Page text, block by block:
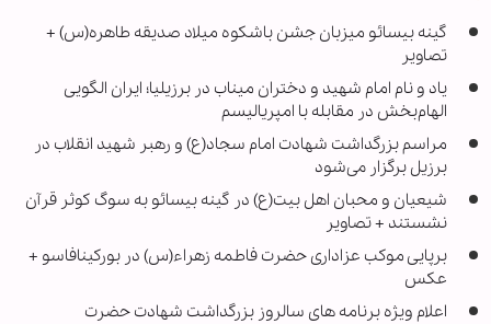
گینه بیسائو میزبان جشن باشکوه میلاد صدیقه طاهره(س) +
تصاویر
یاد و نام امام شهید و دختران میناب در برزیلیا؛ ایران الگویی
الهام‌بخش در مقابله با امپریالیسم
مراسم بزرگداشت شهادت امام سجاد(ع) و رهبر شهید انقلاب در
برزیل برگزار می‌شود
شیعیان و محبان اهل بیت(ع) در گینه بیسائو به سوگ کوثر قرآن
نشستند + تصاویر
برپایی موکب عزاداری حضرت فاطمه زهراء(س) در بورکینافاسو +
عکس
اعلام ویژه برنامه های سالروز بزرگداشت شهادت حضرت